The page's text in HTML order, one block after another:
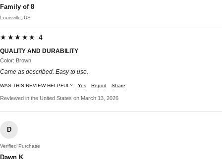
Family of 8
Louisville, US
★★★★★ 4
QUALITY AND DURABILITY
Color: Brown
Came as described. Easy to use.
WAS THIS REVIEW HELPFUL? Yes Report Share
Reviewed in the United States on March 13, 2026
D
Verified Purchase
Dawn K